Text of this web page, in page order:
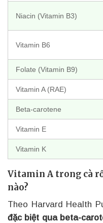
Niacin (Vitamin B3)
Vitamin B6
Folate (Vitamin B9)
Vitamin A (RAE)
Beta-carotene
Vitamin E
Vitamin K
Vitamin A trong cà
nào?
Theo Harvard Health
đặc biệt qua beta-